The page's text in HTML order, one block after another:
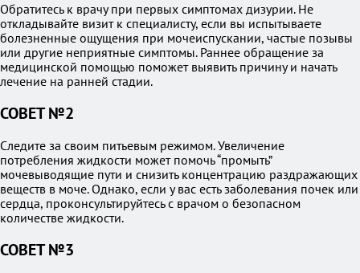
Обратитесь к врачу при первых симптомах дизурии. Не
откладывайте визит к специалисту, если вы испытываете
болезненные ощущения при мочеиспускании, частые позывы
или другие неприятные симптомы. Раннее обращение за
медицинской помощью поможет выявить причину и начать
лечение на ранней стадии.
СОВЕТ №2
Следите за своим питьевым режимом. Увеличение
потребления жидкости может помочь “промыть”
мочевыводящие пути и снизить концентрацию раздражающих
веществ в моче. Однако, если у вас есть заболевания почек или
сердца, проконсультируйтесь с врачом о безопасном
количестве жидкости.
СОВЕТ №3